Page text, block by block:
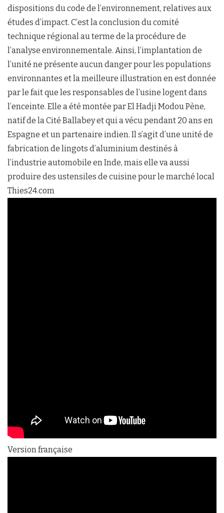
dispositions du code de l’environnement, relatives aux
études d’impact. C’est la conclusion du comité
technique régional au terme de la procédure de
l’analyse environnementale. Ainsi, l’implantation de
l’unité ne présente aucun danger pour les populations
environnantes et la meilleure illustration en est donnée
par le fait que les responsables de l’usine logent dans
l’enceinte. Elle a été montée par El Hadji Modou Pène,
natif de la Cité Ballabey et qui a vécu pendant 20 ans en
Espagne et un partenaire indien. Il s’agit d’une unité de
fabrication de lingots d’aluminium destinés à
l’industrie automobile en Inde, mais elle va aussi
produire des ustensiles de cuisine pour le marché local
Thies24.com
Version française